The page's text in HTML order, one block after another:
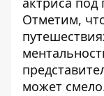
Отметим,
может